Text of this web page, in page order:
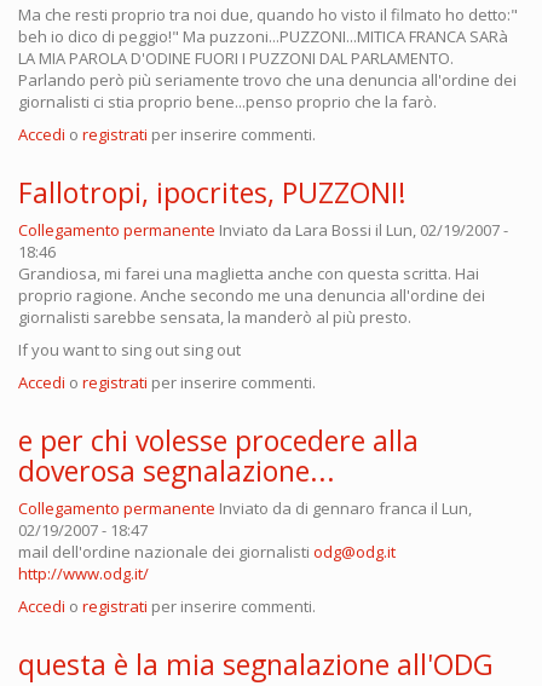
Ma che resti proprio tra noi due, quando ho visto il filmato ho detto:"
beh io dico di peggio!" Ma puzzoni...PUZZONI...MITICA FRANCA SARà
LA MIA PAROLA D'ODINE FUORI I PUZZONI DAL PARLAMENTO.
Parlando però più seriamente trovo che una denuncia all'ordine dei
giornalisti ci stia proprio bene...penso proprio che la farò.
Accedi o registrati per inserire commenti.
Fallotropi, ipocrites, PUZZONI!
Collegamento permanente Inviato da Lara Bossi il Lun, 02/19/2007 -
18:46
Grandiosa, mi farei una maglietta anche con questa scritta. Hai
proprio ragione. Anche secondo me una denuncia all'ordine dei
giornalisti sarebbe sensata, la manderò al più presto.
If you want to sing out sing out
Accedi o registrati per inserire commenti.
e per chi volesse procedere alla
doverosa segnalazione...
Collegamento permanente Inviato da di gennaro franca il Lun,
02/19/2007 - 18:47
mail dell'ordine nazionale dei giornalisti odg@odg.it
http://www.odg.it/
Accedi o registrati per inserire commenti.
questa è la mia segnalazione all'ODG